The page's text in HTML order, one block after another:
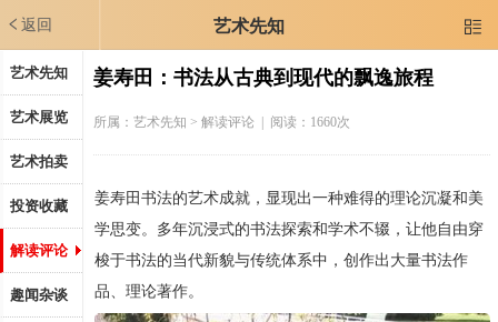
返回 艺术先知 
艺术先知
艺术展览
艺术拍卖
投资收藏
解读评论
趣闻杂谈
姜寿田：书法从古典到现代的飘逸旅程
所属：艺术先知 > 解读评论 | 阅读：1660次
姜寿田书法的艺术成就，显现出一种难得的理论沉凝和美
学思变。多年沉浸式的书法探索和学术不辍，让他自由穿
梭于书法的当代新貌与传统体系中，创作出大量书法作
品、理论著作。